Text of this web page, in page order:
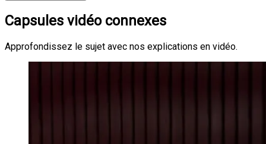
Capsules vidéo connexes
Approfondissez le sujet avec nos explications en vidéo.